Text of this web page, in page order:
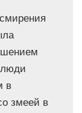
в
змеей в